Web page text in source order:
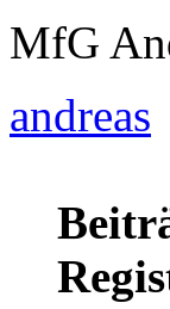
MfG
andreas